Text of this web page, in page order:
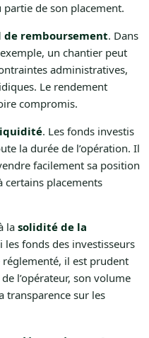
de son placement.
de remboursement. Dans
un chantier peut
administratives,
Le rendement
compromis.
. Les fonds investis
la durée de l’opération. Il
facilement sa position
certains placements
la solidité de la
fonds des investisseurs
il est prudent
l’opérateur, son volume
transparence sur les